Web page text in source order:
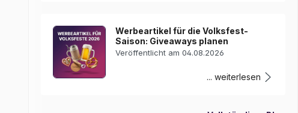
Werbeartikel für die Volksfest-
Saison: Giveaways planen
Veröffentlicht am 04.08.2026
... weiterlesen